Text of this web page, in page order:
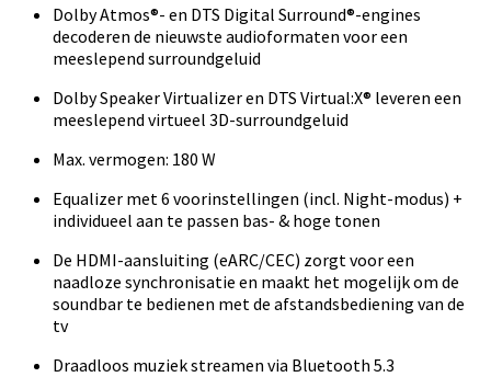
Dolby Atmos®- en DTS Digital Surround®-engines
decoderen de nieuwste audioformaten voor een
meeslepend surroundgeluid
Dolby Speaker Virtualizer en DTS Virtual:X® leveren een
meeslepend virtueel 3D-surroundgeluid
Max. vermogen: 180 W
Equalizer met 6 voorinstellingen (incl. Night-modus) +
individueel aan te passen bas- & hoge tonen
De HDMI-aansluiting (eARC/CEC) zorgt voor een
naadloze synchronisatie en maakt het mogelijk om de
soundbar te bedienen met de afstandsbediening van de
tv
Draadloos muziek streamen via Bluetooth 5.3